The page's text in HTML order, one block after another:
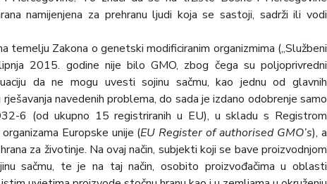
namijenjena za prehranu ljudi koja se sastoji, sadrži ili vodi
temelju Zakona o genetski modificiranim organizmima („Službeni
2015. godine nije bilo GMO, zbog čega su polјoprivredni
da ne mogu uvesti sojinu sačmu, kao jednu od glavnih
navedenih problema, do sada je izdano odobrenje samo
6 (od ukupno 15 registriranih u EU), u skladu s Registrom
Europske unije (EU Register of authorised GMO’s), a
za životinje. Na ovaj način, subjekti koji se bave proizvodnjom
sačmu, te je na taj način, osobito proizvođačima u oblasti